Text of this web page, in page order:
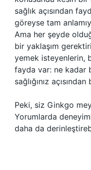
sağlık açısından
göreyse tam
Ama her şeyde
bir yaklaşım
yemek isteyenlerin,
fayda var: ne kadar
sağlığınız
Peki, siz Ginkgo
Yorumlarda
daha da